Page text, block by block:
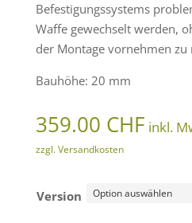
Befestigungssystems
Waffe gewechselt werden,
der Montage vornehmen zu
Bauhöhe: 20 mm
359.00 CHF inkl.
zzgl. Versandkosten
Version